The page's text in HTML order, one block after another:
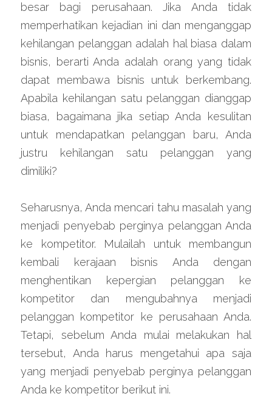
besar bagi perusahaan. Jika Anda tidak
memperhatikan kejadian ini dan menganggap
kehilangan pelanggan adalah hal biasa dalam
bisnis, berarti Anda adalah orang yang tidak
dapat membawa bisnis untuk berkembang.
Apabila kehilangan satu pelanggan dianggap
biasa, bagaimana jika setiap Anda kesulitan
untuk mendapatkan pelanggan baru, Anda
justru kehilangan satu pelanggan yang
dimiliki?
Seharusnya, Anda mencari tahu masalah yang
menjadi penyebab perginya pelanggan Anda
ke kompetitor. Mulailah untuk membangun
kembali kerajaan bisnis Anda dengan
menghentikan kepergian pelanggan ke
kompetitor dan mengubahnya menjadi
pelanggan kompetitor ke perusahaan Anda.
Tetapi, sebelum Anda mulai melakukan hal
tersebut, Anda harus mengetahui apa saja
yang menjadi penyebab perginya pelanggan
Anda ke kompetitor berikut ini.